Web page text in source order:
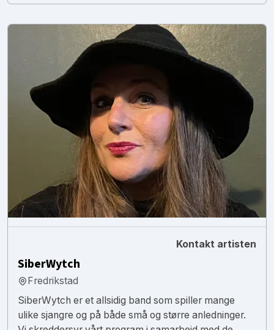
Kontakt artisten
SiberWytch
Fredrikstad
SiberWytch er et allsidig band som spiller mange
ulike sjangre og på både små og større anledninger.